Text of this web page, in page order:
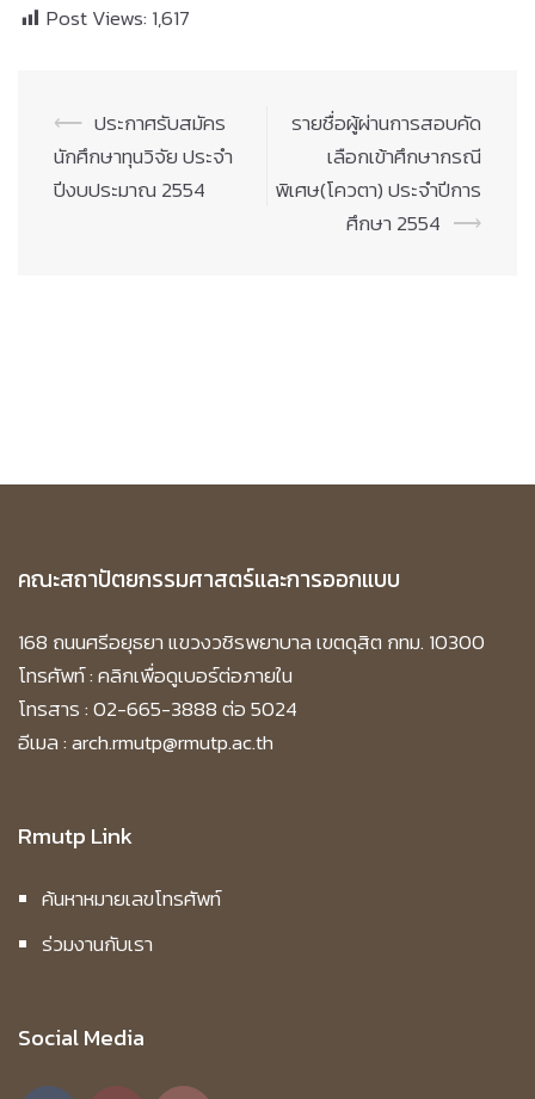
Post Views: 1,617
Post
navigation
⟵ ประกาศรับสมัคร
นักศึกษาทุนวิจัย ประจำ
ปีงบประมาณ 2554
รายชื่อผู้ผ่านการสอบคัด
เลือกเข้าศึกษากรณี
พิเศษ(โควตา) ประจำปีการ
ศึกษา 2554 ⟶
คณะสถาปัตยกรรมศาสตร์และการออกแบบ
168 ถนนศรีอยุธยา แขวงวชิรพยาบาล เขตดุสิต กทม. 10300
โทรศัพท์ :คลิกเพื่อดูเบอร์ต่อภายใน
โทรสาร : 02-665-3888 ต่อ 5024
อีเมล : arch.rmutp@rmutp.ac.th
Rmutp Link
ค้นหาหมายเลขโทรศัพท์
ร่วมงานกับเรา
Social Media